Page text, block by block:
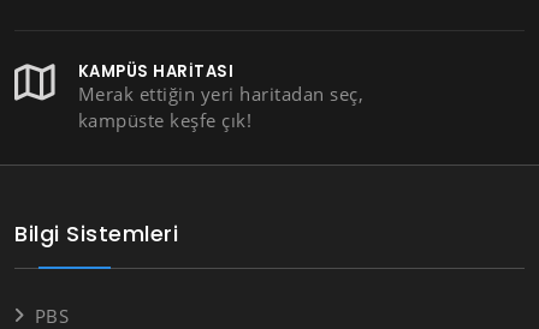
KAMPÜS HARITASI
Merak ettiğin yeri haritadan seç,
kampüste keşfe çık!
Bilgi Sistemleri
PBS